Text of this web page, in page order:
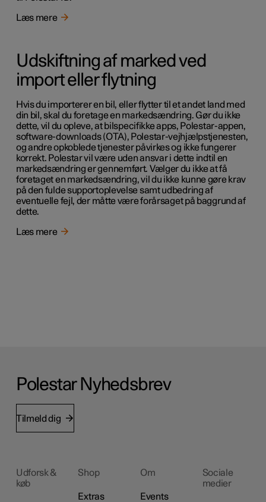
Læs mere
Udskiftning af marked ved
import eller flytning
Hvis du importerer en bil, eller flytter til et andet land med
din bil, skal du foretage en markedsændring. Gør du ikke
dette, vil du opleve, at bilspecifikke apps, Polestar-appen,
software-downloads (OTA), Polestar-vejhjælpstjenesten,
og andre opkoblede tjenester påvirkes og ikke fungerer
korrekt. Polestar vil være uden ansvar i dette indtil en
markedsændring er gennemført. Vælger du ikke at få
foretaget en markedsændring, vil du ikke kunne gøre krav
på den fulde supportoplevelse samt udbedring af
eventuelle fejl, der måtte være forårsaget på baggrund af
dette.
Læs mere
Polestar Nyhedsbrev
Tilmeld dig
Udforsk &
køb
Shop
Extras
Om
Events
Sociale
medier